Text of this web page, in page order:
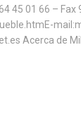
45 01 66 – Fax
Acerca de